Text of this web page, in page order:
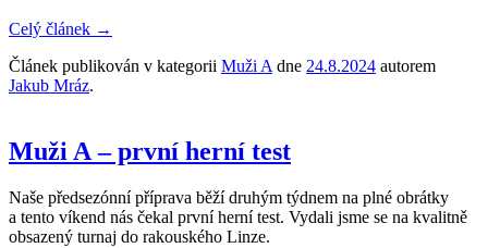
Celý článek →
Článek publikován v kategorii Muži A dne 24.8.2024 autorem
Jakub Mráz.
Muži A – první herní test
Naše předsezónní příprava běží druhým týdnem na plné obrátky
a tento víkend nás čekal první herní test. Vydali jsme se na kvalitně
obsazený turnaj do rakouského Linze.